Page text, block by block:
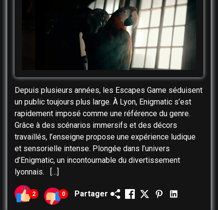
Depuis plusieurs années, les Escapes Game séduisent
un public toujours plus large. À Lyon, Enigmatic s’est
rapidement imposé comme une référence du genre.
Grâce à des scénarios immersifs et des décors
travaillés, l’enseigne propose une expérience ludique
et sensorielle intense. Plongée dans l’univers
d’Enigmatic, un incontournable du divertissement
lyonnais. […]
2 0 Partager